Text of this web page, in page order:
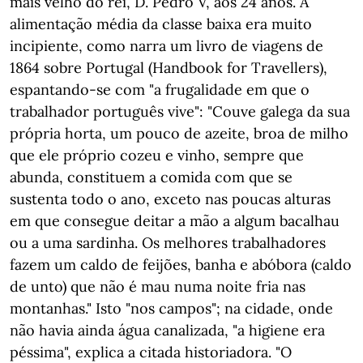
alimentação média da classe baixa era muito
incipiente, como narra um livro de viagens de
1864 sobre Portugal (Handbook for Travellers),
espantando-se com "a frugalidade em que o
trabalhador português vive": "Couve galega da sua
própria horta, um pouco de azeite, broa de milho
que ele próprio cozeu e vinho, sempre que
abunda, constituem a comida com que se
sustenta todo o ano, exceto nas poucas alturas
em que consegue deitar a mão a algum bacalhau
ou a uma sardinha. Os melhores trabalhadores
fazem um caldo de feijões, banha e abóbora (caldo
de unto) que não é mau numa noite fria nas
montanhas." Isto "nos campos"; na cidade, onde
não havia ainda água canalizada, "a higiene era
péssima", explica a citada historiadora. "O